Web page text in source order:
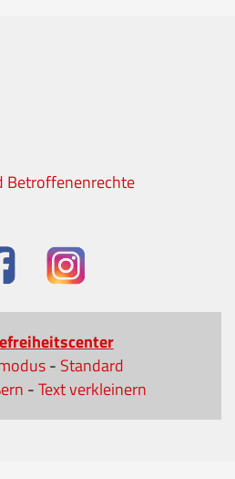
Betroffenenrechte
- Standard
-Text verkleinern